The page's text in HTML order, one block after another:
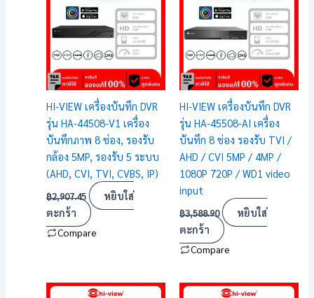
HI-VIEW เครื่องบันทึก DVR
รุ่น HA-44508-V1 เครื่อง
บันทึกภาพ 8 ช่อง, รองรับ
กล้อง 5MP, รองรับ 5 ระบบ
(AHD, CVI, TVI, CVBS, IP)
฿2,907.45
หยิบใส่
ตะกร้า
Compare
HI-VIEW เครื่องบันทึก DVR
รุ่น HA-45508-AI เครื่อง
บันทึก 8 ช่อง รองรับ TVI /
AHD / CVI 5MP / 4MP /
1080P 720P / WD1 video
input
฿3,588.90
หยิบใส่
ตะกร้า
Compare
Price
This